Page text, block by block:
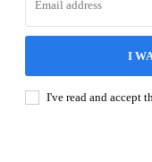
I
I've read and accept